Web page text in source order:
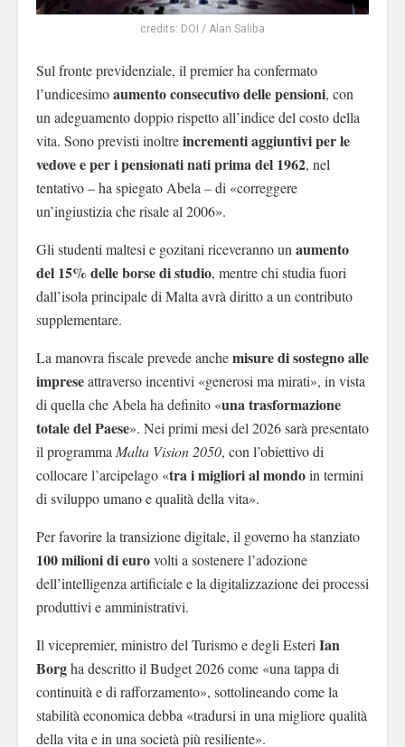
credits: DOI / Alan Saliba
Sul fronte previdenziale, il premier ha confermato
l’undicesimoaumento consecutivo delle pensioni, con
un adeguamento doppio rispetto all’indice del costo della
vita. Sono previsti inoltreincrementi aggiuntivi per le
vedove e per i pensionati nati prima del 1962, nel
tentativo – ha spiegato Abela – di «correggere
un’ingiustizia che risale al 2006».
Gli studenti maltesi e gozitani riceveranno unaumento
del 15% delle borse di studio, mentre chi studia fuori
dall’isola principale di Malta avrà diritto a un contributo
supplementare.
La manovra fiscale prevede anchemisure di sostegno alle
impreseattraverso incentivi «generosi ma mirati», in vista
di quella che Abela ha definito «una trasformazione
totale del Paese». Nei primi mesi del 2026 sarà presentato
il programmaMalta Vision 2050, con l’obiettivo di
collocare l’arcipelago «tra i migliori al mondoin termini
di sviluppo umano e qualità della vita».
Per favorire la transizione digitale, il governo ha stanziato
100 milioni di eurovolti a sostenere l’adozione
dell’intelligenza artificiale e la digitalizzazione dei processi
produttivi e amministrativi.
Il vicepremier, ministro del Turismo e degli EsteriIan
Borgha descritto il Budget 2026 come «una tappa di
continuità e di rafforzamento», sottolineando come la
stabilità economica debba «tradursi in una migliore qualità
della vita e in una società più resiliente».